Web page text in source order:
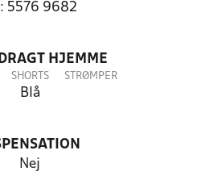
5576 9682
HJEMME
SHORTS
Blå
STRØMPER
Nej